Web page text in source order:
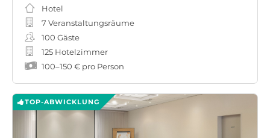
Hotel
7 Veranstaltungsräume
100 Gäste
125 Hotelzimmer
100–150 € pro Person
TOP-ABWICKLUNG